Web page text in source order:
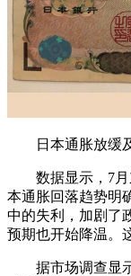
日本通胀放缓
数据显示，7
本通胀回落趋势明
中的失利，加剧了
预期也开始降温。
据市场调查显